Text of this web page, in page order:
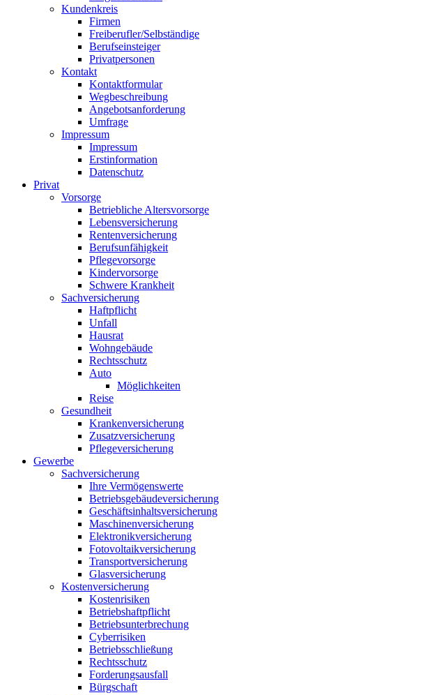
Kundenkreis
Firmen
Freiberufler/Selbständige
Berufseinsteiger
Privatpersonen
Kontakt
Kontaktformular
Wegbeschreibung
Angebotsanforderung
Umfrage
Impressum
Impressum
Erstinformation
Datenschutz
Privat
Vorsorge
Betriebliche Altersvorsorge
Lebensversicherung
Rentenversicherung
Berufsunfähigkeit
Pflegevorsorge
Kindervorsorge
Schwere Krankheit
Sachversicherung
Haftpflicht
Unfall
Hausrat
Wohngebäude
Rechtsschutz
Auto
Möglichkeiten
Reise
Gesundheit
Krankenversicherung
Zusatzversicherung
Pflegeversicherung
Gewerbe
Sachversicherung
Ihre Vermögenswerte
Betriebsgebäudeversicherung
Geschäftsinhaltsversicherung
Maschinenversicherung
Elektronikversicherung
Fotovoltaikversicherung
Transportversicherung
Glasversicherung
Kostenversicherung
Kostenrisiken
Betriebshaftpflicht
Betriebsunterbrechung
Cyberrisiken
Betriebsschließung
Rechtsschutz
Forderungsausfall
Bürgschaft